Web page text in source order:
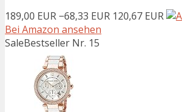
189,00 EUR −68,33 EUR 120,67 EUR
Bei Amazon ansehen
SaleBestseller Nr. 15